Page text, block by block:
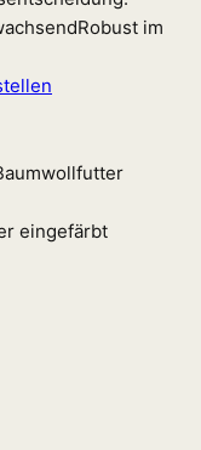
Robust im
eingefärbt